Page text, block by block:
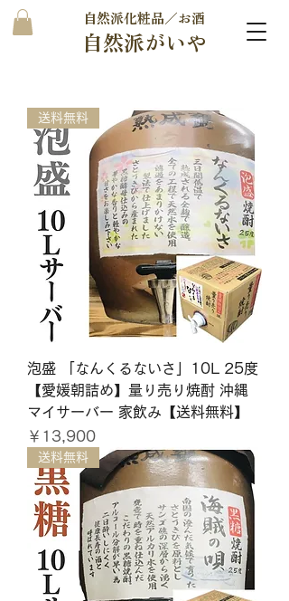
自然派化粧品／お酒
自然派がいや
送料無料
泡盛 「なんくるないさ」10L 25度
【愛媛朝詰め】量り売り焼酎 沖縄
マイサーバー 家飲み【送料無料】
価格
￥13,900
送料無料